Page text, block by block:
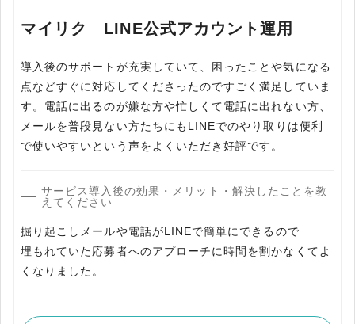
マイリク LINE公式アカウント運用
導入後のサポートが充実していて、困ったことや気になる
点などすぐに対応してくださったのですごく満足していま
す。電話に出るのが嫌な方や忙しくて電話に出れない方、
メールを普段見ない方たちにもLINEでのやり取りは便利
で使いやすいという声をよくいただき好評です。
サービス導入後の効果・メリット・解決したことを教
えてください
掘り起こしメールや電話がLINEで簡単にできるので
埋もれていた応募者へのアプローチに時間を割かなくてよ
くなりました。